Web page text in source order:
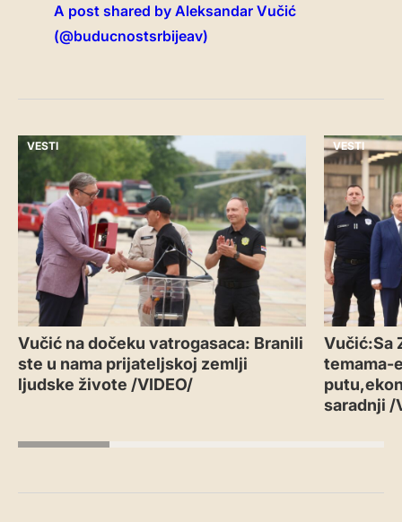
A post shared by Aleksandar Vučić
(@buducnostsrbijeav)
VESTI
Vučić na dočeku vatrogasaca: Branili
ste u nama prijateljskoj zemlji
ljudske živote /VIDEO/
VESTI
Vučić:Sa
temama-
saradnji /